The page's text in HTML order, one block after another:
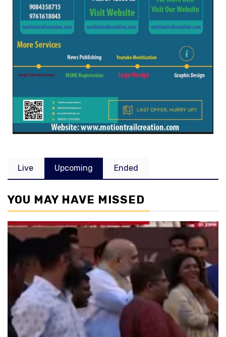
Live Upcoming Ended
YOU MAY HAVE MISSED